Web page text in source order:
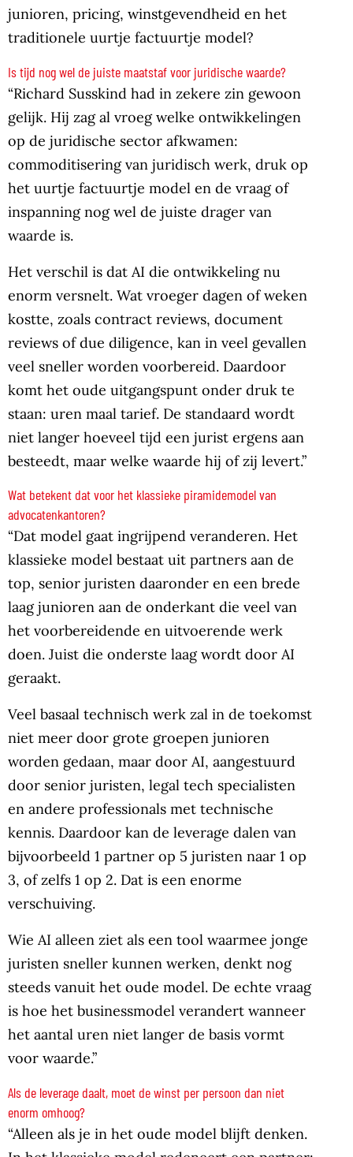
junioren, pricing, winstgevendheid en het
traditionele uurtje factuurtje model?
Is tijd nog wel de juiste maatstaf voor juridische waarde?
“Richard Susskind had in zekere zin gewoon
gelijk. Hij zag al vroeg welke ontwikkelingen
op de juridische sector afkwamen:
commoditisering van juridisch werk, druk op
het uurtje factuurtje model en de vraag of
inspanning nog wel de juiste drager van
waarde is.
Het verschil is dat AI die ontwikkeling nu
enorm versnelt. Wat vroeger dagen of weken
kostte, zoals contract reviews, document
reviews of due diligence, kan in veel gevallen
veel sneller worden voorbereid. Daardoor
komt het oude uitgangspunt onder druk te
staan: uren maal tarief. De standaard wordt
niet langer hoeveel tijd een jurist ergens aan
besteedt, maar welke waarde hij of zij levert.”
Wat betekent dat voor het klassieke piramidemodel van
advocatenkantoren?
“Dat model gaat ingrijpend veranderen. Het
klassieke model bestaat uit partners aan de
top, senior juristen daaronder en een brede
laag junioren aan de onderkant die veel van
het voorbereidende en uitvoerende werk
doen. Juist die onderste laag wordt door AI
geraakt.
Veel basaal technisch werk zal in de toekomst
niet meer door grote groepen junioren
worden gedaan, maar door AI, aangestuurd
door senior juristen, legal tech specialisten
en andere professionals met technische
kennis. Daardoor kan de leverage dalen van
bijvoorbeeld 1 partner op 5 juristen naar 1 op
3, of zelfs 1 op 2. Dat is een enorme
verschuiving.
Wie AI alleen ziet als een tool waarmee jonge
juristen sneller kunnen werken, denkt nog
steeds vanuit het oude model. De echte vraag
is hoe het businessmodel verandert wanneer
het aantal uren niet langer de basis vormt
voor waarde.”
Als de leverage daalt, moet de winst per persoon dan niet
enorm omhoog?
“Alleen als je in het oude model blijft denken.